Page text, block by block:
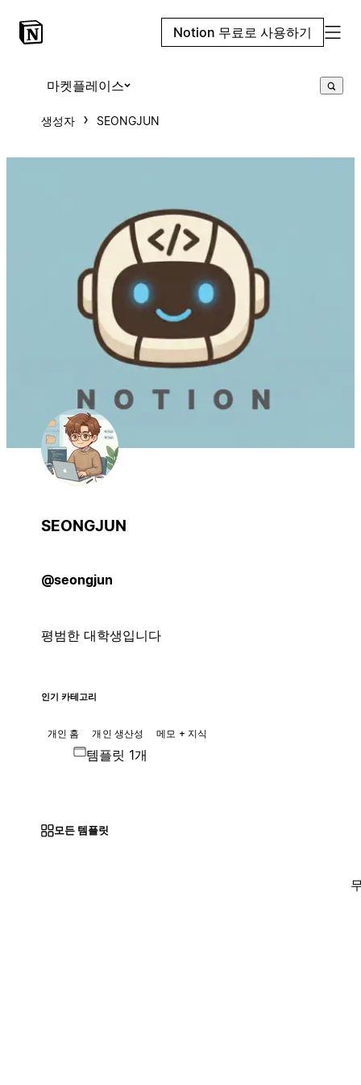
Notion 무료로 사용하기
마켓플레이스
생성자 SEONGJUN
SEONGJUN
@seongjun
평범한 대학생입니다
인기 카테고리
개인 홈 개인 생산성 메모 + 지식
템플릿 1개
모든 템플릿